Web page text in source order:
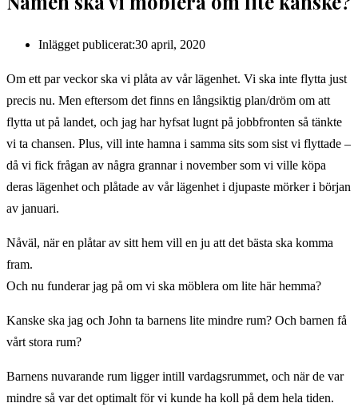
Inlägget publicerat:30 april, 2020
Om ett par veckor ska vi plåta av vår lägenhet. Vi ska inte flytta just
precis nu. Men eftersom det finns en långsiktig plan/dröm om att
flytta ut på landet, och jag har hyfsat lugnt på jobbfronten så tänkte
vi ta chansen. Plus, vill inte hamna i samma sits som sist vi flyttade –
då vi fick frågan av några grannar i november som vi ville köpa
deras lägenhet och plåtade av vår lägenhet i djupaste mörker i början
av januari.
Nåväl, när en plåtar av sitt hem vill en ju att det bästa ska komma
fram.
Och nu funderar jag på om vi ska möblera om lite här hemma?
Kanske ska jag och John ta barnens lite mindre rum? Och barnen få
vårt stora rum?
Barnens nuvarande rum ligger intill vardagsrummet, och när de var
mindre så var det optimalt för vi kunde ha koll på dem hela tiden.